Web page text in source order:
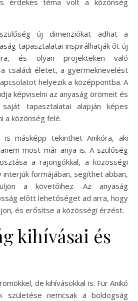
új dimenziókat adhat a
tapasztalatai inspirálhatják őt új
és olyan projekteken való
családi életet, a gyermeknevelést
helyezik a középpontba. A
képviselni az anyaság örömeit és
tapasztalatai alapján képes
a közönség felé.
másképp tekinthet Anikóra, aki
most már anya is. A szülőség
a rajongókkal, a közösségi
interjúk formájában, segíthet abban,
a követőihez. Az anyaság
előtt lehetőséget ad arra, hogy
és erősítse a közösségi érzést.
kihívásai és
de kihívásokkal is. Für Anikó
születése nemcsak a boldogság